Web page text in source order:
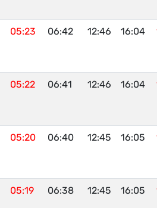
05:23 06:42 12:46 16:04
05:22 06:41 12:46 16:04
05:20 06:40 12:45 16:05
05:19 06:38 12:45 16:05